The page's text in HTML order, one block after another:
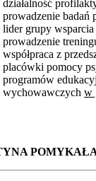
działalność
prowadzenie badań
lider grupy
prowadzenie
współpraca z
placówki pomocy
programów
wychowawczych w